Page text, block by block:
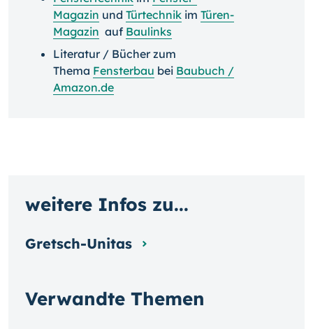
Magazin und Türtechnik im Türen-
Magazin auf Baulinks
Literatur / Bücher zum
Thema Fensterbau bei Baubuch /
Amazon.de
Verwandte Themen
weitere Infos zu...
Gretsch-Unitas